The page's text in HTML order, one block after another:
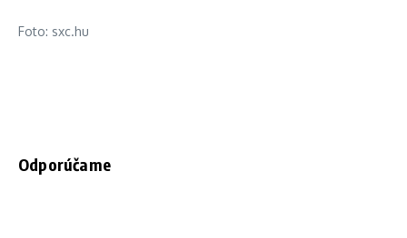
Foto: sxc.hu
Odporúčame